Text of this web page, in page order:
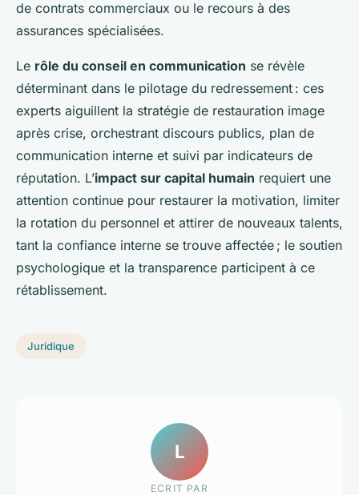
de contrats commerciaux ou le recours à des
assurances spécialisées.
Le rôle du conseil en communication se révèle
déterminant dans le pilotage du redressement : ces
experts aiguillent la stratégie de restauration image
après crise, orchestrant discours publics, plan de
communication interne et suivi par indicateurs de
réputation. L’impact sur capital humain requiert une
attention continue pour restaurer la motivation, limiter
la rotation du personnel et attirer de nouveaux talents,
tant la confiance interne se trouve affectée ; le soutien
psychologique et la transparence participent à ce
rétablissement.
Juridique
L
ECRIT PAR